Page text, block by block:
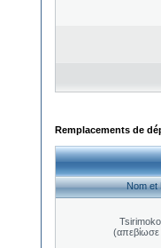
Remplacements de
Nom et
(απεβίωσε